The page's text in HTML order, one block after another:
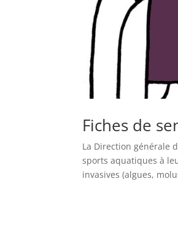
Fiches de
La Direction générale
sports aquatiques à
invasives (algues,